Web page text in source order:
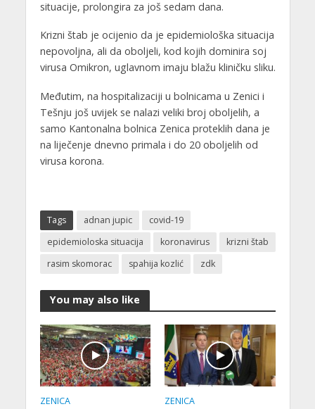
situacije, prolongira za još sedam dana.
Krizni štab je ocijenio da je epidemiološka situacija
nepovoljna, ali da oboljeli, kod kojih dominira soj
virusa Omikron, uglavnom imaju blažu kliničku sliku.
Međutim, na hospitalizaciji u bolnicama u Zenici i
Tešnju još uvijek se nalazi veliki broj oboljelih, a
samo Kantonalna bolnica Zenica proteklih dana je
na liječenje dnevno primala i do 20 oboljelih od
virusa korona.
Tags adnan jupic
covid-19
epidemioloska situacija
koronavirus
krizni štab
rasim skomorac
spahija kozlić zdk
You may also like
ZENICA ZENICA